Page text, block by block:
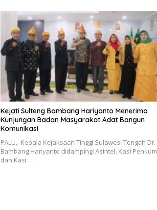
Kejati Sulteng Bambang Hariyanto Menerima
Kunjungan Badan Masyarakat Adat Bangun
Komunikasi
PALU,- Kepala Kejaksaan Tinggi Sulawesi Tengah Dr.
Bambang Hariyanto didampingi Asintel, Kasi Penkum
dan Kasi…